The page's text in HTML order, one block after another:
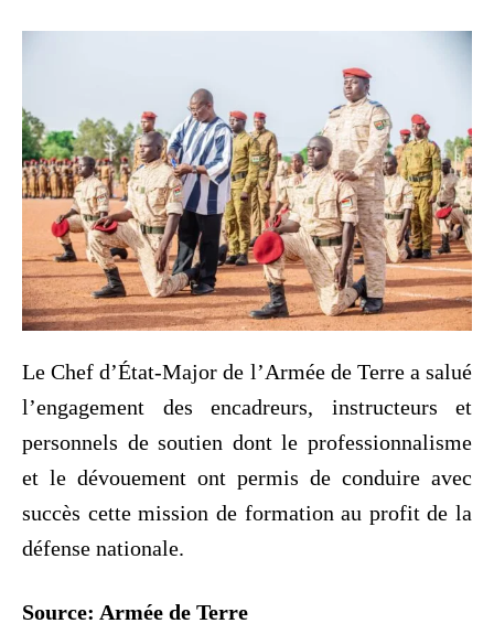
Le Chef d’État-Major de l’Armée de Terre a salué
l’engagement des encadreurs, instructeurs et
personnels de soutien dont le professionnalisme
et le dévouement ont permis de conduire avec
succès cette mission de formation au profit de la
défense nationale.
Source: Armée de Terre